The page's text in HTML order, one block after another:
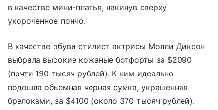
в качестве мини-платья, накинув сверху
укороченное пончо.
В качестве обуви стилист актрисы Молли Диксон
выбрала высокие кожаные ботфорты за $2090
(почти 190 тысяч рублей). К ним идеально
подошла объемная черная сумка, украшенная
брелоками, за $4100 (около 370 тысяч рублей).